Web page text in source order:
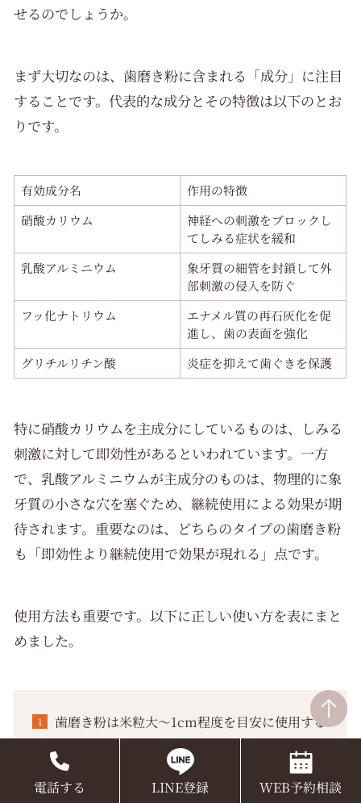
せるのでしょうか。
まず大切なのは、歯磨き粉に含まれる「成分」に注目
することです。代表的な成分とその特徴は以下のとお
りです。
有効成分名
作用の特徴
硝酸カリウム
神経への刺激をブロックし
てしみる症状を緩和
乳酸アルミニウム
象牙質の細管を封鎖して外
部刺激の侵入を防ぐ
フッ化ナトリウム
エナメル質の再石灰化を促
進し、歯の表面を強化
グリチルリチン酸
炎症を抑えて歯ぐきを保護
特に硝酸カリウムを主成分にしているものは、しみる
刺激に対して即効性があるといわれています。一方
で、乳酸アルミニウムが主成分のものは、物理的に象
牙質の小さな穴を塞ぐため、継続使用による効果が期
待されます。重要なのは、どちらのタイプの歯磨き粉
も「即効性より継続使用で効果が現れる」点です。
使用方法も重要です。以下に正しい使い方を表にまと
めました。
歯磨き粉は米粒大〜1cm程度を目安に使用する
力を入れすぎず、やさしく円を描くようにブラ
ッシング
電話する LINE登録 WEB予約相談